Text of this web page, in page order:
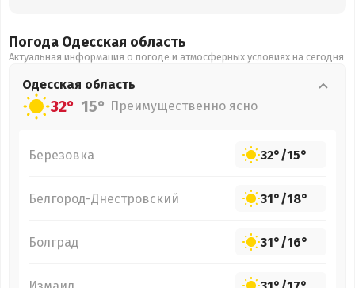
Погода Одесская область
Актуальная информация о погоде и атмосферных условиях на сегодня
Одесская область
32° 15° Преимущественно ясно
Березовка 32°/15°
Белгород-Днестровский 31°/18°
Болград 31°/16°